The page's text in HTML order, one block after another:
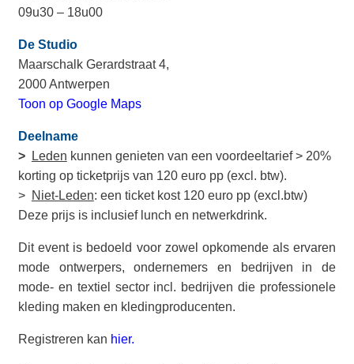
09u30 – 18u00
De Studio
Maarschalk Gerardstraat 4,
2000 Antwerpen
Toon op Google Maps
Deelname
>
Leden kunnen genieten van een voordeeltarief > 20%
korting op ticketprijs van 120 euro pp (excl. btw).
> Niet-Leden: een ticket kost 120 euro pp (excl.btw)
Deze prijs is inclusief lunch en netwerkdrink.
Dit event is bedoeld voor zowel opkomende als ervaren
mode ontwerpers, ondernemers en bedrijven in de
mode- en textiel sector incl. bedrijven die professionele
kleding maken en kledingproducenten.
Registreren kan hier.